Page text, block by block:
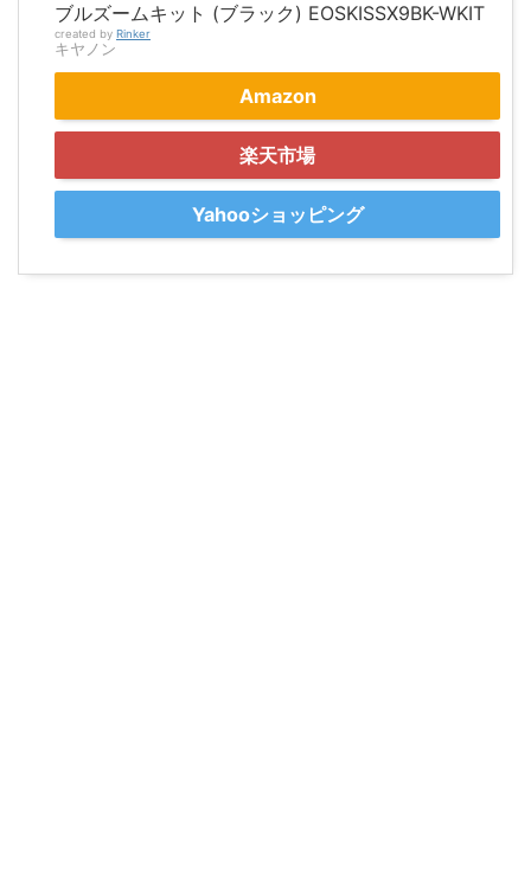
ブルズームキット (ブラック) EOSKISSX9BK-WKIT
created by Rinker
キヤノン
Amazon
楽天市場
Yahooショッピング